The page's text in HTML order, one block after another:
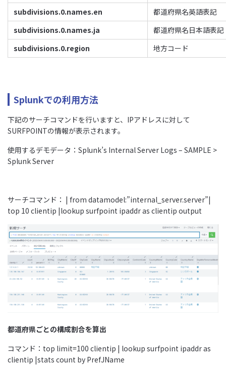
subdivisions.0.names.en
都道府県名英語表記
subdivisions.0.names.ja
都道府県名日本語表記
subdivisions.0.region
地方コード
Splunkでの利用方法
下記のサーチコマンドを行いますと、IPアドレスに対して
SURFPOINTの情報が表示されます。
使用するデモデータ：Splunk’s Internal Server Logs – SAMPLE >
Splunk Server
サーチコマンド： | from datamodel:”internal_server.server”|
top 10 clientip |lookup surfpoint ipaddr as clientip output
都道府県ごとの構成割合を算出
コマンド：top limit=100 clientip | lookup surfpoint ipaddr as
clientip |stats count by PrefJName